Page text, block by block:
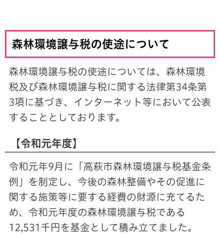
森林環境譲与税の使途について
森林環境譲与税の使途については、森林環境
税及び森林環境譲与税に関する法律第34条第
3項に基づき、インターネット等において公表
することとしております。
【令和元年度】
令和元年9月に「高萩市森林環境譲与税基金条
例」を制定し、今後の森林整備やその促進に
関する施策等に要する経費の財源に充てるた
め、令和元年度の森林環境譲与税である
12,531千円を基金として積み立てました。